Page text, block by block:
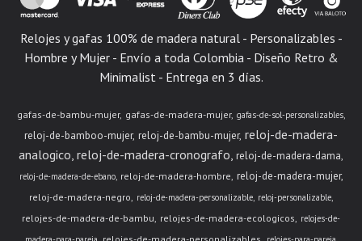
Relojes y gafas 100% de madera natural - Personalizables -
Hombre y Mujer - Envío a toda Colombia - Diseño Retro &
Minimalist - Entrega en 3 días.
gafas-de-bambu-mujer gafas-de-madera-mujer gafas-de-sol-personalizables
reloj-de-bamboo-mujer reloj-de-bambu-mujer reloj-de-madera-
analogico reloj-de-madera-cronografo reloj-de-madera-dama
reloj-de-madera-de-ebano reloj-de-madera-hombre reloj-de-madera-mujer
reloj-de-madera-negro reloj-de-madera-personalizable reloj-personalizable
relojes-de-madera-de-bambu relojes-de-madera-ecologicos
relojes-de-